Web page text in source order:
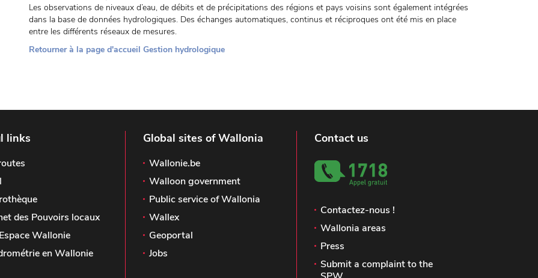
Les observations de niveaux d’eau, de débits et de précipitations des régions et pays voisins sont également intégrées
dans la base de données hydrologiques. Des échanges automatiques, continus et réciproques ont été mis en place
entre les différents réseaux de mesures.
Retourner à la page d'accueil Gestion hydrologique
links
des Pouvoirs locaux
Wallonie
en Wallonie
Global sites of Wallonia
Wallonie.be
Walloon government
Public service of Wallonia
Wallex
Geoportal
Jobs
Contact us
Contactez-nous !
Wallonia areas
Press
Submit a complaint to the